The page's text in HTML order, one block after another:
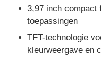
Producten
3,97 inch compact
toepassingen
TFT-technologie
kleurweergave en